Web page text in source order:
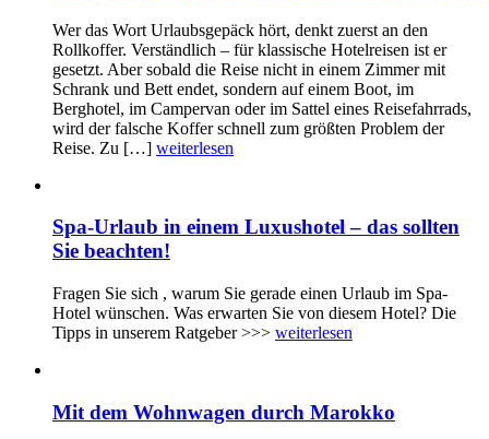
Wer das Wort Urlaubsgepäck hört, denkt zuerst an den
Rollkoffer. Verständlich – für klassische Hotelreisen ist er
gesetzt. Aber sobald die Reise nicht in einem Zimmer mit
Schrank und Bett endet, sondern auf einem Boot, im
Berghotel, im Campervan oder im Sattel eines Reisefahrrads,
wird der falsche Koffer schnell zum größten Problem der
Reise. Zu […] weiterlesen
Spa-Urlaub in einem Luxushotel – das sollten
Sie beachten!
Fragen Sie sich , warum Sie gerade einen Urlaub im Spa-
Hotel wünschen. Was erwarten Sie von diesem Hotel? Die
Tipps in unserem Ratgeber >>> weiterlesen
Mit dem Wohnwagen durch Marokko